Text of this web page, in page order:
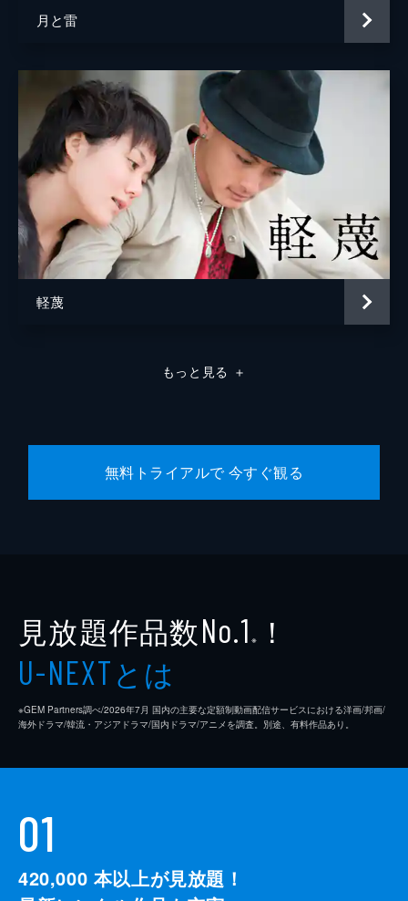
月と雷
軽蔑
もっと見る ＋
無料トライアルで 今すぐ観る
見放題作品数No.1 ※ ！
U-NEXTとは
※GEM Partners調べ/2026年7⽉ 国内の主要な定額制動画配信サービスにおける洋画/邦画/
海外ドラマ/韓流・アジアドラマ/国内ドラマ/アニメを調査。別途、有料作品あり。
01
420,000 本以上が見放題！